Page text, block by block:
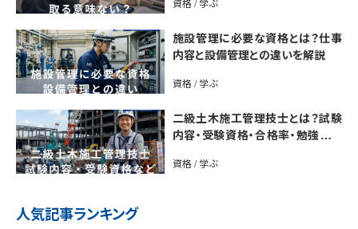
資格 / 学ぶ
施設管理に必要な資格とは？仕事
内容と設備管理との違いを解説
資格 / 学ぶ
二級土木施工管理技士とは？試験
内容・受験資格・合格率・勉強法を
資格 / 学ぶ
人気記事ランキング